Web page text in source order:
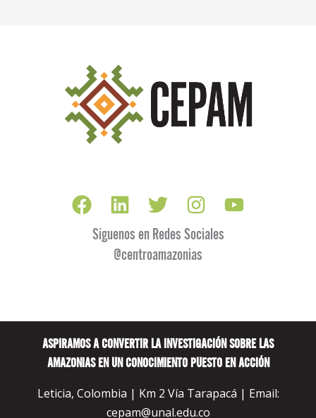
Síguenos en Redes Sociales
@centroamazonias
ASPIRAMOS A CONVERTIR LA INVESTIGACIÓN SOBRE LAS
AMAZONIAS EN UN CONOCIMIENTO PUESTO EN ACCIÓN
Leticia, Colombia | Km 2 Vía Tarapacá | Email:
cepam@unal.edu.co